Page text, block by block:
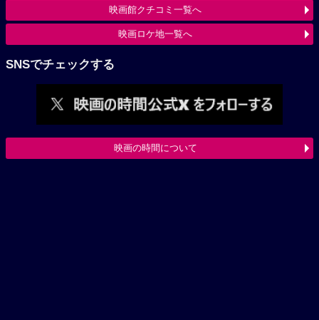
映画館クチコミ一覧へ
映画ロケ地一覧へ
SNSでチェックする
映画の時間について